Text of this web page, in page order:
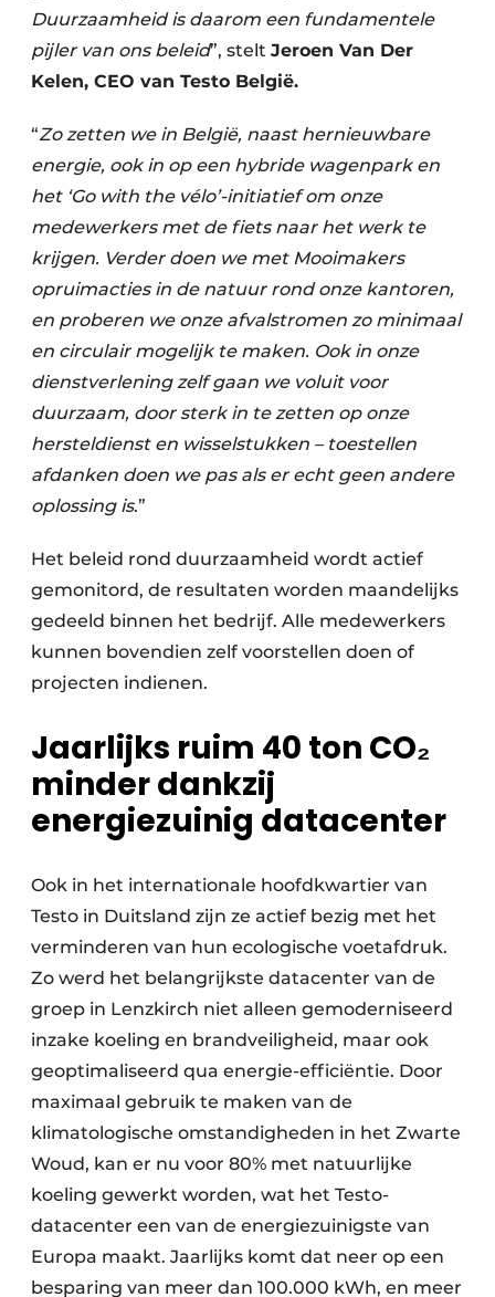
Duurzaamheid is daarom een fundamentele
pijler van ons beleid”, stelt Jeroen Van Der
Kelen, CEO van Testo België.
“Zo zetten we in België, naast hernieuwbare
energie, ook in op een hybride wagenpark en
het ‘Go with the vélo’-initiatief om onze
medewerkers met de fiets naar het werk te
krijgen. Verder doen we met Mooimakers
opruimacties in de natuur rond onze kantoren,
en proberen we onze afvalstromen zo minimaal
en circulair mogelijk te maken. Ook in onze
dienstverlening zelf gaan we voluit voor
duurzaam, door sterk in te zetten op onze
hersteldienst en wisselstukken – toestellen
afdanken doen we pas als er echt geen andere
oplossing is.”
Het beleid rond duurzaamheid wordt actief
gemonitord, de resultaten worden maandelijks
gedeeld binnen het bedrijf. Alle medewerkers
kunnen bovendien zelf voorstellen doen of
projecten indienen.
Jaarlijks ruim 40 ton CO₂
minder dankzij
energiezuinig datacenter
Ook in het internationale hoofdkwartier van
Testo in Duitsland zijn ze actief bezig met het
verminderen van hun ecologische voetafdruk.
Zo werd het belangrijkste datacenter van de
groep in Lenzkirch niet alleen gemoderniseerd
inzake koeling en brandveiligheid, maar ook
geoptimaliseerd qua energie-efficiëntie. Door
maximaal gebruik te maken van de
klimatologische omstandigheden in het Zwarte
Woud, kan er nu voor 80% met natuurlijke
koeling gewerkt worden, wat het Testo-
datacenter een van de energiezuinigste van
Europa maakt. Jaarlijks komt dat neer op een
besparing van meer dan 100.000 kWh, en meer